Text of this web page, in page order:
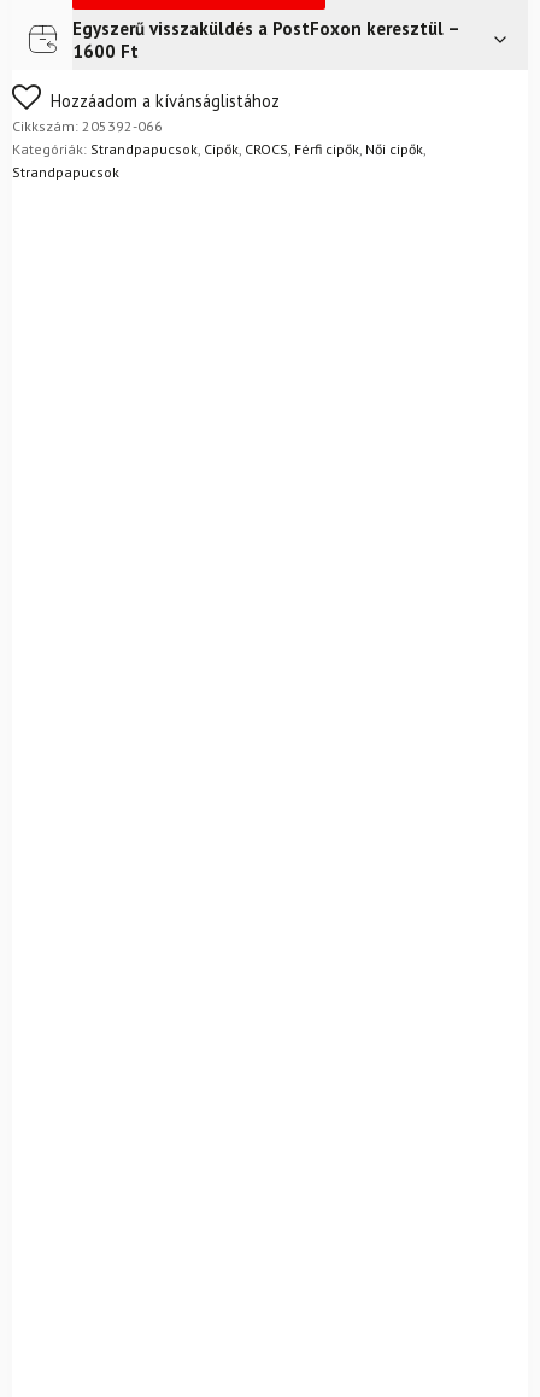
Futár a címre2 400
FoxPost
Egyszerű visszaküldés a PostFoxon keresztül –
1600 Ft
Nem biztos a választásában? Semmi gond – a terméket
egyszerűen visszaküldheti 14 napon belül, indoklás nélkül.
Mik a visszaküldés feltételei?
Hozzáadom a kívánságlistához
Cikkszám: 205392-066
Kategóriák: Strandpapucsok Cipők CROCS Férfi cipők Női cipők
Strandpapucsok